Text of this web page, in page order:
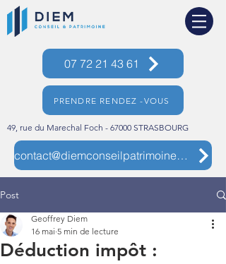
07 72 21 43 61
PRENDRE RENDEZ -VOUS
49, rue du Marechal Foch - 67000 STRASBOURG
contact@diemconseilpatrimoine.com
Post
Déduction impôt :
Geoffrey Diem
16 mai 5 min de lecture